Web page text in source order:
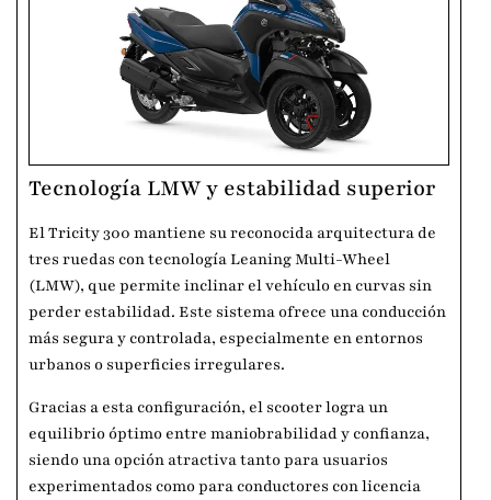
Tecnología LMW y estabilidad superior
El Tricity 300 mantiene su reconocida arquitectura de
tres ruedas con tecnología Leaning Multi-Wheel
(LMW), que permite inclinar el vehículo en curvas sin
perder estabilidad. Este sistema ofrece una conducción
más segura y controlada, especialmente en entornos
urbanos o superficies irregulares.
Gracias a esta configuración, el scooter logra un
equilibrio óptimo entre maniobrabilidad y confianza,
siendo una opción atractiva tanto para usuarios
experimentados como para conductores con licencia